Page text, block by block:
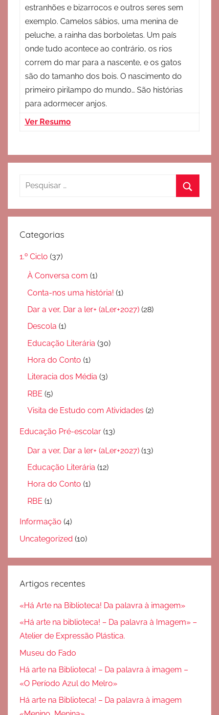
estranhões e bizarrocos e outros seres sem
exemplo. Camelos sábios, uma menina de
peluche, a rainha das borboletas. Um país
onde tudo acontece ao contrário, os rios
correm do mar para a nascente, e os gatos
são do tamanho dos bois. O nascimento do
primeiro pirilampo do mundo… São histórias
para adormecer anjos.
Ver Resumo
Pesquisar
Categorias
1.º Ciclo (37)
À Conversa com (1)
Conta-nos uma história! (1)
Dar a ver, Dar a ler+ (aLer+2027) (28)
Descola (1)
Educação Literária (30)
Hora do Conto (1)
Literacia dos Média (3)
RBE (5)
Visita de Estudo com Atividades (2)
Educação Pré-escolar (13)
Dar a ver, Dar a ler+ (aLer+2027) (13)
Educação Literária (12)
Hora do Conto (1)
RBE (1)
Informação (4)
Uncategorized (10)
Artigos recentes
«Há Arte na Biblioteca! Da palavra à imagem»
«Há arte na biblioteca! – Da palavra à Imagem» –
Atelier de Expressão Plástica.
Museu do Fado
Há arte na Biblioteca! – Da palavra à imagem –
«O Período Azul do Melro»
Há arte na Biblioteca! – Da palavra à imagem